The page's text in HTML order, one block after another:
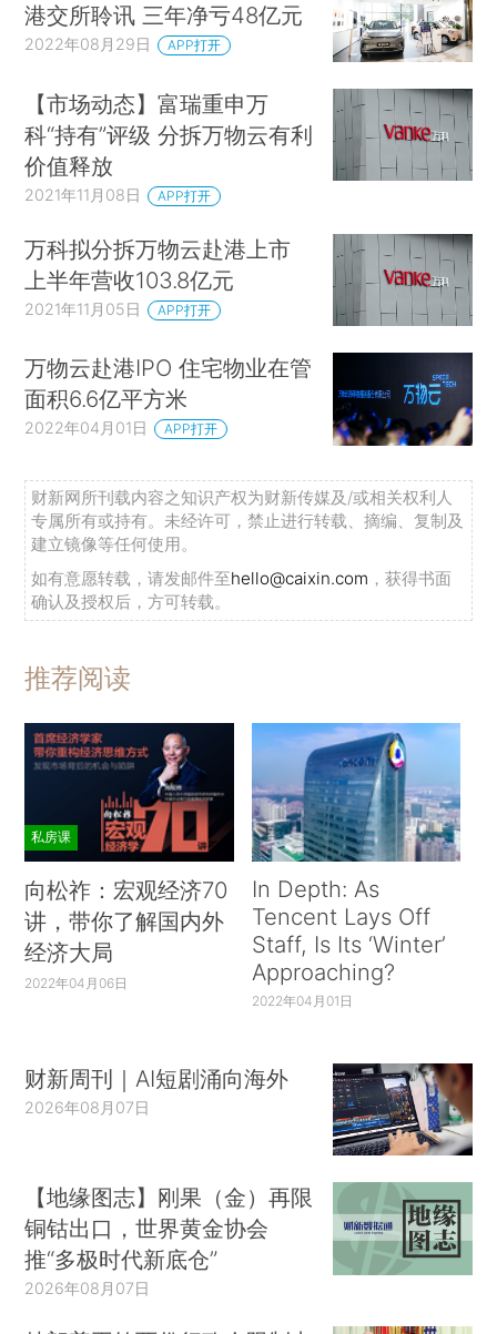
港交所聆讯 三年净亏48亿元
2022年08月29日 APP打开
【市场动态】富瑞重申万
科“持有”评级 分拆万物云有利
价值释放
2021年11月08日 APP打开
万科拟分拆万物云赴港上市
上半年营收103.8亿元
2021年11月05日 APP打开
万物云赴港IPO 住宅物业在管
面积6.6亿平方米
2022年04月01日 APP打开
财新网所刊载内容之知识产权为财新传媒及/或相关权利人
专属所有或持有。未经许可，禁止进行转载、摘编、复制及
建立镜像等任何使用。
如有意愿转载，请发邮件至hello@caixin.com ，获得书面
确认及授权后，方可转载。
推荐阅读
私房课
向松祚：宏观经济70
讲，带你了解国内外
经济大局
2022年04月06日
In Depth: As
Tencent Lays Off
Staff, Is Its ‘Winter’
Approaching?
2022年04月01日
财新周刊｜AI短剧涌向海外
2026年08月07日
【地缘图志】刚果（金）再限
铜钴出口，世界黄金协会
推“多极时代新底仓”
2026年08月07日